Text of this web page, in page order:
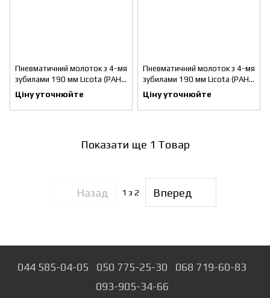
Пневматичний молоток з 4-мя
зубилами 190 мм Licota (PAH-
20029R)
Ціну уточнюйте
Пневматичний молоток з 4-мя
зубилами 190 мм Licota (PAH-
20029H)
Ціну уточнюйте
Показати ще 1 Товар
Назад 1 з 2 Вперед
044 585-04-05 050 775-25-30
068 719-60-83
093-905-34-66